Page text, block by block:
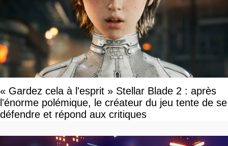
« Gardez cela à l'esprit » Stellar Blade 2 : après
l'énorme polémique, le créateur du jeu tente de se
défendre et répond aux critiques